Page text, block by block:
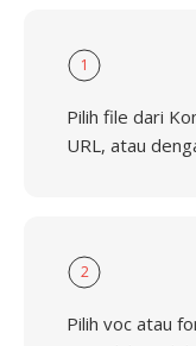
1
Pilih file dari
URL, atau
2
Pilih voc atau